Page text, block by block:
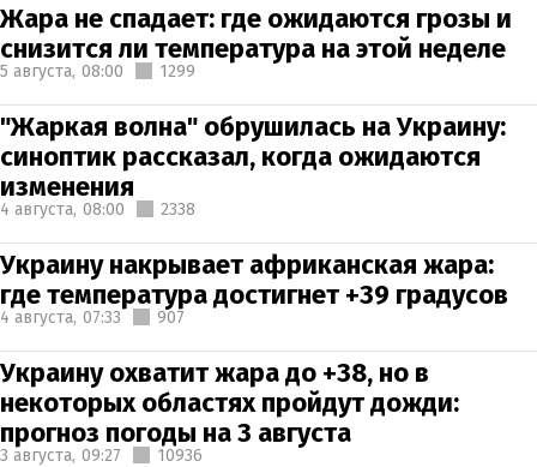
Жара не спадает: где ожидаются грозы и
снизится ли температура на этой неделе
5 августа, 08:00 1299
"Жаркая волна" обрушилась на Украину:
синоптик рассказал, когда ожидаются
изменения
4 августа, 08:00 2338
Украину накрывает африканская жара:
где температура достигнет +39 градусов
4 августа, 07:33 907
Украину охватит жара до +38, но в
некоторых областях пройдут дожди:
прогноз погоды на 3 августа
3 августа, 09:27 10936